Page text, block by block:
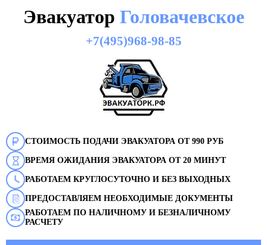
Эвакуатор Головачевское
+7(495)968-98-85
СТОИМОСТЬ ПОДАЧИ ЭВАКУАТОРА ОТ 990 РУБ
ВРЕМЯ ОЖИДАНИЯ ЭВАКУАТОРА ОТ 20 МИНУТ
РАБОТАЕМ КРУГЛОСУТОЧНО И БЕЗ ВЫХОДНЫХ
ПРЕДОСТАВЛЯЕМ НЕОБХОДИМЫЕ ДОКУМЕНТЫ
РАБОТАЕМ ПО НАЛИЧНОМУ И БЕЗНАЛИЧНОМУ
РАСЧЕТУ